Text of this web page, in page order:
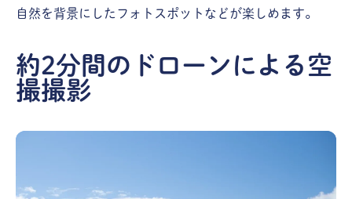
自然を背景にしたフォトスポットなどが楽しめます。
約2分間のドローンによる空
撮撮影